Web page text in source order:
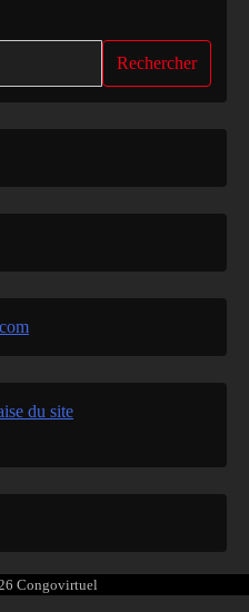
Rechercher
du site
Congovirtuel